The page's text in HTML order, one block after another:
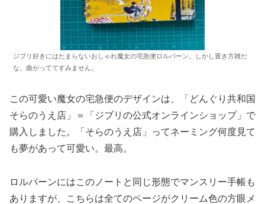
ジブリ好きにはたまらないおしゃれ魔女の宅急便ロルバーン。しかし置き方雑だ
な。曲がっててすみません。
この可愛い魔女の宅急便のデザインは、「どんぐり共和国
そらのうえ店」＝「ジブリの公式オンラインショップ」で
購入しました。「そらのうえ店」ってネーミング何度見て
も夢があって可愛い。最高。
ロルバーンにはこのノートと同じ形態でマンスリー手帳も
ありますが、こちらは全てのページがクリーム色の方眼メ